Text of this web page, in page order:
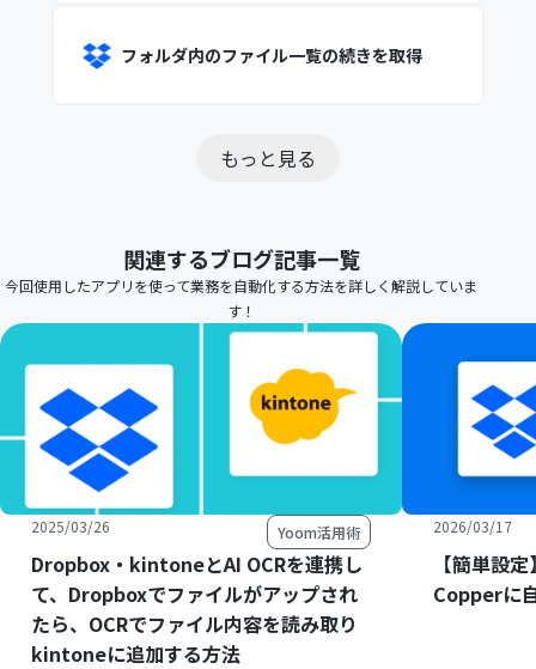
フォルダ内のファイル一覧の続きを取得
もっと見る
関連するブログ記事一覧
今回使用したアプリを使って業務を自動化する方法を詳しく解説していま
す！
2025/03/26 Yoom活用術
Dropbox・kintoneとAI OCRを連携し
て、Dropboxでファイルがアップされ
たら、OCRでファイル内容を読み取り
kintoneに追加する方法
2026/03/17
【簡単設
Copperに